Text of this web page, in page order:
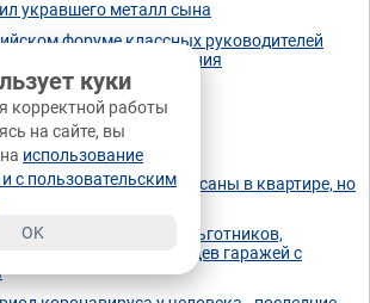
укравшего металл сына
форуме классных руководителей
образования
Ксения Собчак
за ЖКУ, если вы прописаны в квартире, но
для автовладельцев, льготников,
родителей и владельцев гаражей с
куки
корректной работы
на сайте, вы
использование
с пользовательским
OK